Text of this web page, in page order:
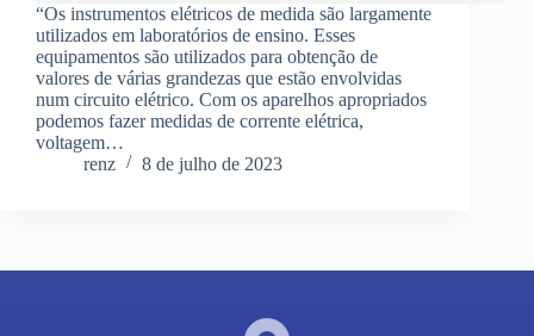
“Os instrumentos elétricos de medida são largamente
utilizados em laboratórios de ensino. Esses
equipamentos são utilizados para obtenção de
valores de várias grandezas que estão envolvidas
num circuito elétrico. Com os aparelhos apropriados
podemos fazer medidas de corrente elétrica,
voltagem…
renz
8 de julho de 2023